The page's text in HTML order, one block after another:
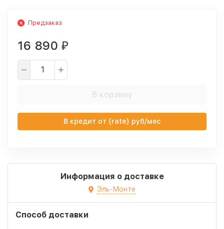
Предзаказ
16 890 ₽
В корзину
В кредит от {rate} руб/мес
Информация о доставке
Эль-Монте
Способ доставки